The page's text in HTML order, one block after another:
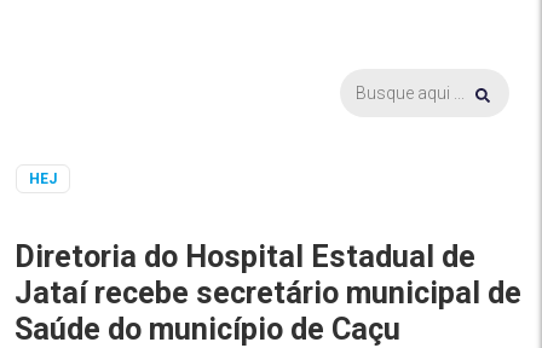
HEJ
Diretoria do Hospital Estadual de
Jataí recebe secretário municipal de
Saúde do município de Caçu